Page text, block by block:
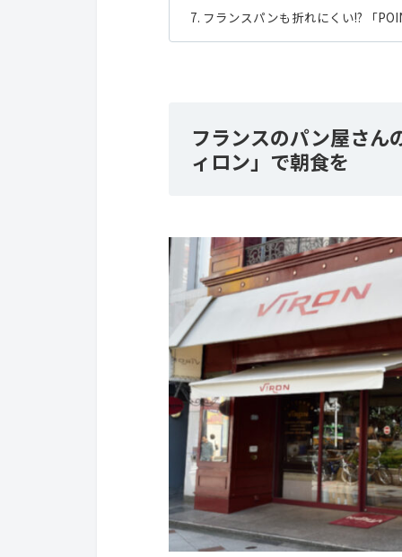
フランスパンも折れにくい!? 「
フランスのパン屋さん
ィロン」で朝食を